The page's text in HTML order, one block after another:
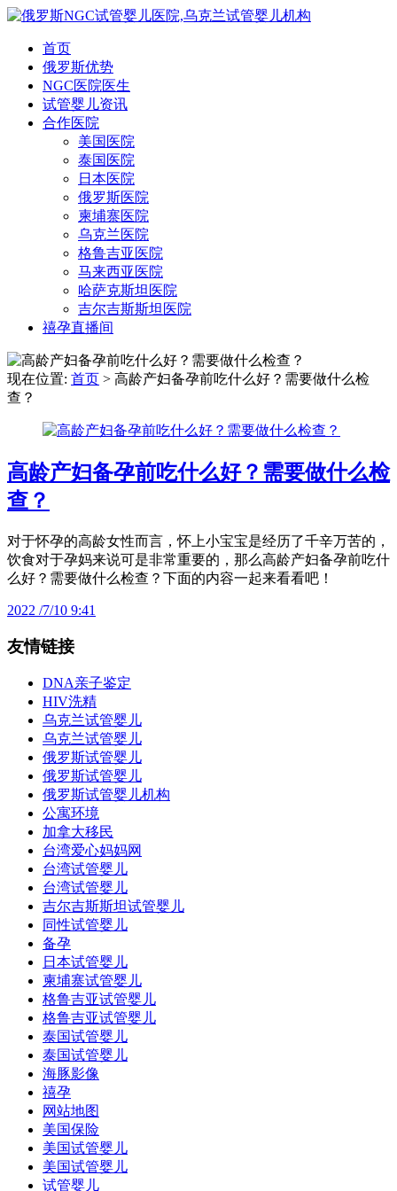
首页
俄罗斯优势
NGC医院医生
试管婴儿资讯
合作医院
美国医院
泰国医院
日本医院
俄罗斯医院
柬埔寨医院
乌克兰医院
格鲁吉亚医院
马来西亚医院
哈萨克斯坦医院
吉尔吉斯斯坦医院
禧孕直播间
现在位置: 首页 > 高龄产妇备孕前吃什么好？需要做什么检
查？
高龄产妇备孕前吃什么好？需要做什么检
查？
对于怀孕的高龄女性而言，怀上小宝宝是经历了千辛万苦的，
饮食对于孕妈来说可是非常重要的，那么高龄产妇备孕前吃什
么好？需要做什么检查？下面的内容一起来看看吧！
2022 /7/10 9:41
友情链接
DNA亲子鉴定
HIV洗精
乌克兰试管婴儿
乌克兰试管婴儿
俄罗斯试管婴儿
俄罗斯试管婴儿
俄罗斯试管婴儿机构
公寓环境
加拿大移民
台湾爱心妈妈网
台湾试管婴儿
台湾试管婴儿
吉尔吉斯斯坦试管婴儿
同性试管婴儿
备孕
日本试管婴儿
柬埔寨试管婴儿
格鲁吉亚试管婴儿
格鲁吉亚试管婴儿
泰国试管婴儿
泰国试管婴儿
海豚影像
禧孕
网站地图
美国保险
美国试管婴儿
美国试管婴儿
试管婴儿